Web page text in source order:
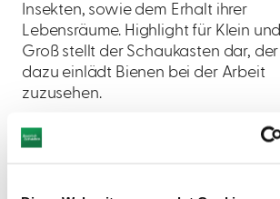
Insekten, sowie dem Erhalt ihrer
Lebensräume. Highlight für Klein und
Groß stellt der Schaukasten dar, der
dazu einlädt Bienen bei der Arbeit
zuzusehen.